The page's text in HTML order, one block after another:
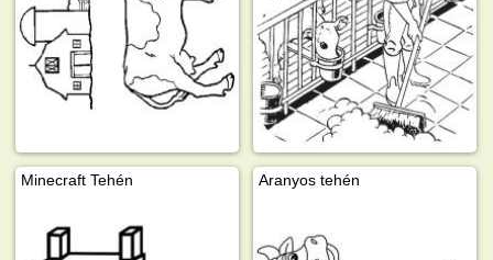
Minecraft Tehén Aranyos tehén